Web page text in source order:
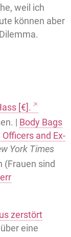
weil ich
können aber
[€].
| Body Bags
and Ex-
York Times
(Frauen sind
zerstört
über eine